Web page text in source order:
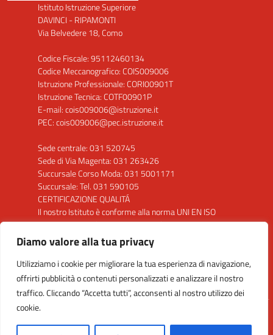
Diamo valore alla tua privacy
Utilizziamo i cookie per migliorare la tua esperienza di navigazione,
offrirti pubblicità o contenuti personalizzati e analizzare il nostro
traffico. Cliccando “Accetta tutti”, acconsenti al nostro utilizzo dei
cookie.
Istituto Istruzione Superiore
DAVINCI - RIPAMONTI
Via Belvedere 18, Como
Codice Fiscale: 95112460134
Codice Meccanografico: COIS009006
Istruzione Professionale: CORI00901T
Istruzione Tecnica: COTF00901P
E-mail: cois009006@istruzione.it
PEC: cois009006@pec.istruzione.it
Sede centrale: 031 520745
Sede di Via Magenta: 031 263426
Succursale Corso Moda: 031 5001171
Succursale: Tel. 031 590105
CERTIFICAZIONE QUALITÁ
Il nostro Istituto è conforme alla norma UNI EN ISO
9001: 2015 per la seguente attività: "Progettazione
ed erogazione del servizio di istruzione secondaria di
secondo grado"
Clicca sul Logo per visualizzare il certificato